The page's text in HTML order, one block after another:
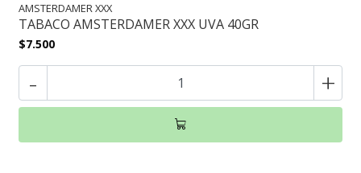
AMSTERDAMER XXX
TABACO AMSTERDAMER XXX UVA 40GR
$7.500
- +